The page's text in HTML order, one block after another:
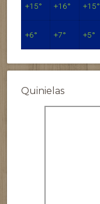
+15° +16° +15°
+6° +7° +5°
Quinielas